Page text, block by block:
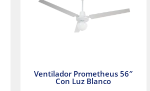
Ventilador Prometheus 56″
Con Luz Blanco